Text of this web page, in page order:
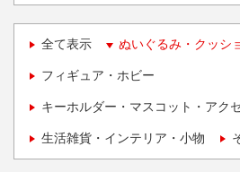
全て表示 ぬいぐるみ・クッシ
フィギュア・ホビー
キーホルダー・マスコット・アク
生活雑貨・インテリア・小物